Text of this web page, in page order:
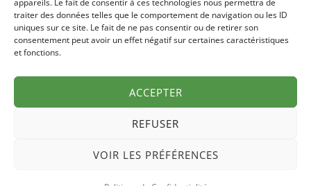
appareils. Le fait de consentir à ces technologies nous permettra de
traiter des données telles que le comportement de navigation ou les ID
uniques sur ce site. Le fait de ne pas consentir ou de retirer son
consentement peut avoir un effet négatif sur certaines caractéristiques
et fonctions.
ACCEPTER
REFUSER
VOIR LES PRÉFÉRENCES
Nous contacter
Newsletter
© 2026 Pyrénées Chrono Mentions légales Politique de confidentialité